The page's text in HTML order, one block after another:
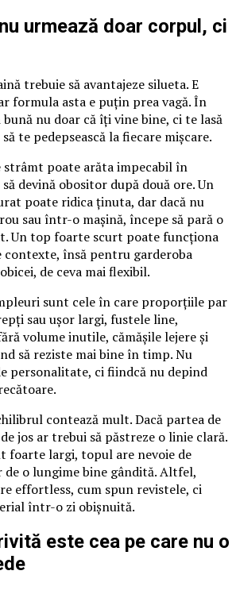
urmează doar corpul, ci
trebuie să avantajeze silueta. E
formula asta e puțin prea vagă. În
nu doar că îți vine bine, ci te lasă
te pedepsească la fiecare mișcare.
poate arăta impecabil în
devină obositor după două ore. Un
poate ridica ținuta, dar dacă nu
sau într-o mașină, începe să pară o
Un top foarte scurt poate funcționa
însă pentru garderoba
de ceva mai flexibil.
sunt cele în care proporțiile par
sau ușor largi, fustele line,
volume inutile, cămășile lejere și
să reziste mai bine în timp. Nu
personalitate, ci fiindcă nu depind
contează mult. Dacă partea de
jos ar trebui să păstreze o linie clară.
foarte largi, topul are nevoie de
de o lungime bine gândită. Altfel,
effortless, cum spun revistele, ci
într-o zi obișnuită.
este cea pe care nu o